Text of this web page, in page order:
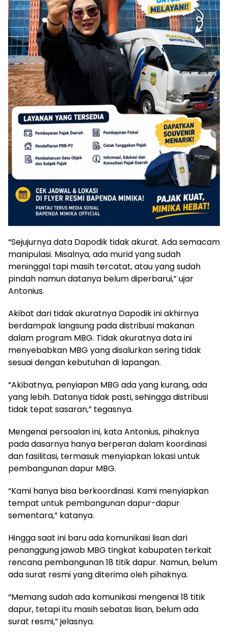
“Sejujurnya data Dapodik tidak akurat. Ada semacam
manipulasi. Misalnya, ada murid yang sudah
meninggal tapi masih tercatat, atau yang sudah
pindah namun datanya belum diperbarui,” ujar
Antonius.
Akibat dari tidak akuratnya Dapodik ini akhirnya
berdampak langsung pada distribusi makanan
dalam program MBG. Tidak akuratnya data ini
menyebabkan MBG yang disalurkan sering tidak
sesuai dengan kebutuhan di lapangan.
“Akibatnya, penyiapan MBG ada yang kurang, ada
yang lebih. Datanya tidak pasti, sehingga distribusi
tidak tepat sasaran,” tegasnya.
Mengenai persoalan ini, kata Antonius, pihaknya
pada dasarnya hanya berperan dalam koordinasi
dan fasilitasi, termasuk menyiapkan lokasi untuk
pembangunan dapur MBG.
“Kami hanya bisa berkoordinasi. Kami menyiapkan
tempat untuk pembangunan dapur-dapur
sementara,” katanya.
Hingga saat ini baru ada komunikasi lisan dari
penanggung jawab MBG tingkat kabupaten terkait
rencana pembangunan 18 titik dapur. Namun, belum
ada surat resmi yang diterima oleh pihaknya.
“Memang sudah ada komunikasi mengenai 18 titik
dapur, tetapi itu masih sebatas lisan, belum ada
surat resmi,” jelasnya.